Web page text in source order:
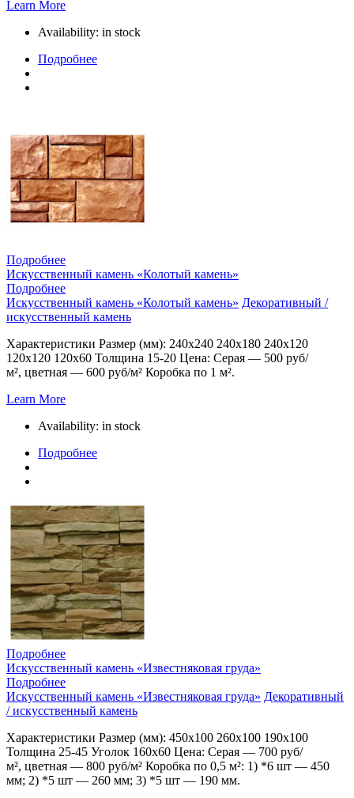
Learn More
Availability: in stock
Подробнее
Подробнее
Искусственный камень «Колотый камень»
Подробнее
Искусственный камень «Колотый камень» Декоративный /
искусственный камень
Характеристики Размер (мм): 240х240 240х180 240х120
120х120 120х60 Толщина 15-20 Цена: Серая — 500 руб/
м², цветная — 600 руб/м² Коробка по 1 м².
Learn More
Availability: in stock
Подробнее
Подробнее
Искусственный камень «Известняковая груда»
Подробнее
Искусственный камень «Известняковая груда» Декоративный
/ искусственный камень
Характеристики Размер (мм): 450х100 260х100 190х100
Толщина 25-45 Уголок 160х60 Цена: Серая — 700 руб/
м², цветная — 800 руб/м² Коробка по 0,5 м²: 1) *6 шт — 450
мм; 2) *5 шт — 260 мм; 3) *5 шт — 190 мм.